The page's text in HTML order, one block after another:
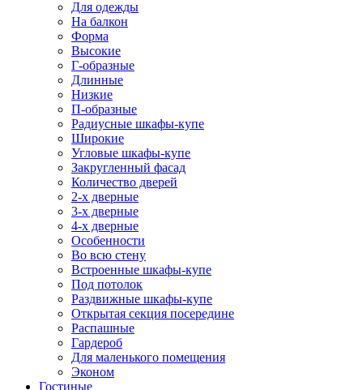
Для одежды
На балкон
Форма
Высокие
Г-образные
Длинные
Низкие
П-образные
Радиусные шкафы-купе
Широкие
Угловые шкафы-купе
Закругленный фасад
Количество дверей
2-х дверные
3-х дверные
4-х дверные
Особенности
Во всю стену
Встроенные шкафы-купе
Под потолок
Раздвижные шкафы-купе
Открытая секция посередине
Распашные
Гардероб
Для маленького помещения
Эконом
Гостиные